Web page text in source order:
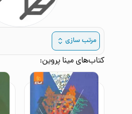
مرتب سازی
کتاب‌هایمینا پروین: